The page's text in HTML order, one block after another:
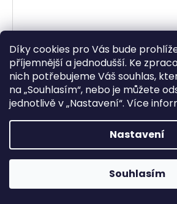
Díky cookies pro Vás bude
příjemnější a jednodušší. Ke
nich potřebujeme Váš souhlas,
na „Souhlasím“, nebo je můžete
jednotlivě v „Nastavení“. Více
Nastavení
Souhlasím